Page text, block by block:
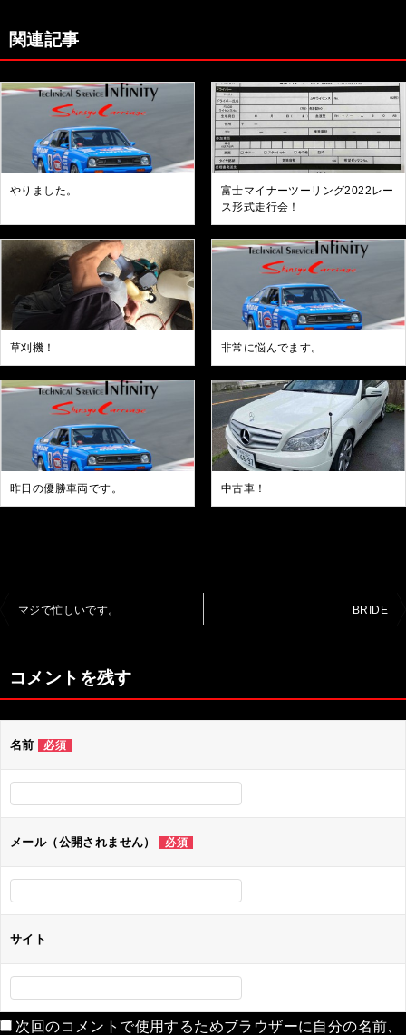
関連記事
やりました。
富士マイナーツーリング2022レー
ス形式走行会！
草刈機！ 非常に悩んでます。
昨日の優勝車両です。 中古車！
ビ
ゲ
ー
シ
ョ
ン
マジで忙しいです。 BRIDE
コメントを残す
名前 必須
メール（公開されません） 必須
サイト
次回のコメントで使用するためブラウザーに自分の名前、